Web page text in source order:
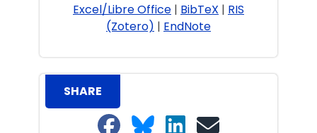
Excel/Libre Office | BibTeX | RIS
(Zotero) | EndNote
SHARE
Share on Facebook
Share on Bluesky
Share on LinkedIn